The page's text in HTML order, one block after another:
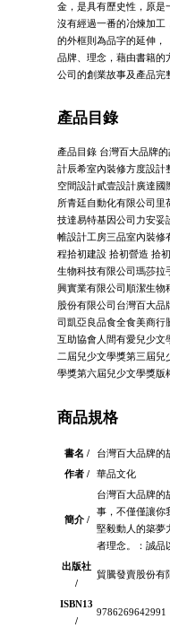
金，是具有歷史性，原是
沒有經過一番的冶煉加工
的外框則為品字的延伸，
品牌、理念，藉由書籍的
公司的創業故事及產品完
產品目錄
產品目錄 台灣百大品牌
計辰希室內裝修方度設計
空間設計貳壹設計廣達
所青廷自動化有限公司
技達易特基因公司力安妥
帷設計工房三品室內裝修
程拾初建設 拾初營造 拾
生物科技有限公司瑪莎拉
興實業有限公司順潔生物
股份有限公司台灣百大
司凱亞良品食全食美商行
互助協會人間有愛兒少文
二屆兒少文學獎第三屆兒
學獎第六屆兒少文學獎版
商品規格
書名 /
台灣百大品牌的
作者 /
華品文化
簡介 /
台灣百大品牌的
事，不僅僅讓你
堅毅動人的築夢
者理念。：誠品
出版社
/
貿騰發賣股份有
ISBN13
/
9786269642991